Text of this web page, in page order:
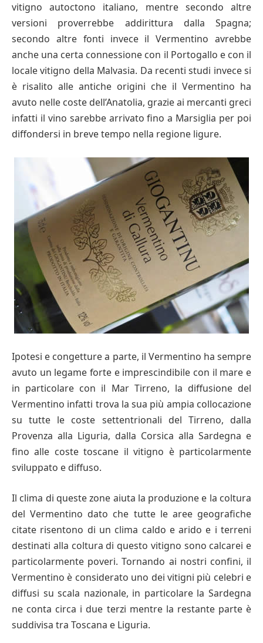
vitigno autoctono italiano, mentre secondo altre
versioni proverrebbe addirittura dalla Spagna;
secondo altre fonti invece il Vermentino avrebbe
anche una certa connessione con il Portogallo e con il
locale vitigno della Malvasia. Da recenti studi invece si
è risalito alle antiche origini che il Vermentino ha
avuto nelle coste dell’Anatolia, grazie ai mercanti greci
infatti il vino sarebbe arrivato fino a Marsiglia per poi
diffondersi in breve tempo nella regione ligure.
Ipotesi e congetture a parte, il Vermentino ha sempre
avuto un legame forte e imprescindibile con il mare e
in particolare con il Mar Tirreno, la diffusione del
Vermentino infatti trova la sua più ampia collocazione
su tutte le coste settentrionali del Tirreno, dalla
Provenza alla Liguria, dalla Corsica alla Sardegna e
fino alle coste toscane il vitigno è particolarmente
sviluppato e diffuso.
Il clima di queste zone aiuta la produzione e la coltura
del Vermentino dato che tutte le aree geografiche
citate risentono di un clima caldo e arido e i terreni
destinati alla coltura di questo vitigno sono calcarei e
particolarmente poveri. Tornando ai nostri confini, il
Vermentino è considerato uno dei vitigni più celebri e
diffusi su scala nazionale, in particolare la Sardegna
ne conta circa i due terzi mentre la restante parte è
suddivisa tra Toscana e Liguria.